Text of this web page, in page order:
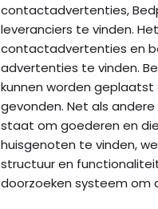
contactadvertenties,
leveranciers te vinden.
contactadvertenties en
advertenties te vinden.
kunnen worden
gevonden. Net als
staat om goederen en
huisgenoten te vinden,
structuur en
doorzoeken systeem om